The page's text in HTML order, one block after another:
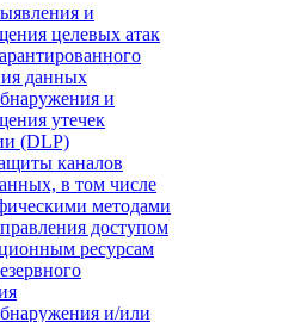
и
целевых атак
данных
и
утечек
(DLP)
каналов
в том числе
методами
доступом
ресурсам
и/или